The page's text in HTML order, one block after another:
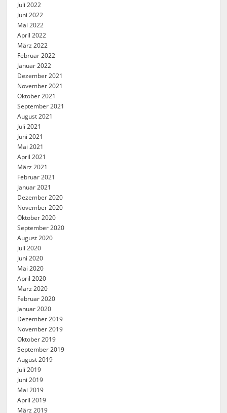
Juli 2022
Juni 2022
Mai 2022
April 2022
März 2022
Februar 2022
Januar 2022
Dezember 2021
November 2021
Oktober 2021
September 2021
August 2021
Juli 2021
Juni 2021
Mai 2021
April 2021
März 2021
Februar 2021
Januar 2021
Dezember 2020
November 2020
Oktober 2020
September 2020
August 2020
Juli 2020
Juni 2020
Mai 2020
April 2020
März 2020
Februar 2020
Januar 2020
Dezember 2019
November 2019
Oktober 2019
September 2019
August 2019
Juli 2019
Juni 2019
Mai 2019
April 2019
März 2019